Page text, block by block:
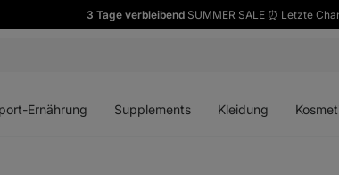
3 Tage verbleibendSUMMER SALE ⏰ Letzte
Ernährung Supplements Kleidung